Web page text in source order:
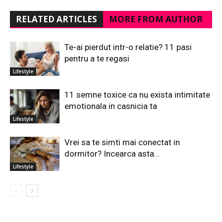
RELATED ARTICLES MORE FROM AUTHOR
Lifestyle
Te-ai pierdut intr-o relatie? 11 pasi
pentru a te regasi
Lifestyle
11 semne toxice ca nu exista intimitate
emotionala in casnicia ta
Lifestyle
Vrei sa te simti mai conectat in
dormitor? Incearca asta…